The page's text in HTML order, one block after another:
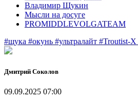
Владимир Щукин
Мысли на досуге
PROMIDDLEVOLGATEAM
#щука #окунь #ультралайт #Troutist-X
Дмитрий Соколов
09.09.2025 07:00